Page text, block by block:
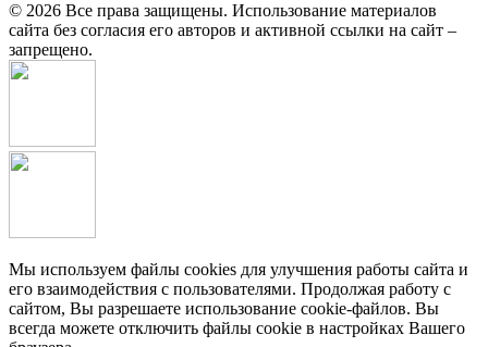
© 2026 Все права защищены. Использование материалов
сайта без согласия его авторов и активной ссылки на сайт –
запрещено.
Мы используем файлы cookies для улучшения работы сайта и
его взаимодействия с пользователями. Продолжая работу с
сайтом, Вы разрешаете использование cookie-файлов. Вы
всегда можете отключить файлы cookie в настройках Вашего